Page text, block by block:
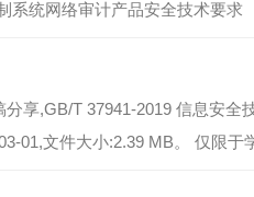
享,GB/T 37941-2019 信息安
01,文件大小:2.39 MB。 仅限于